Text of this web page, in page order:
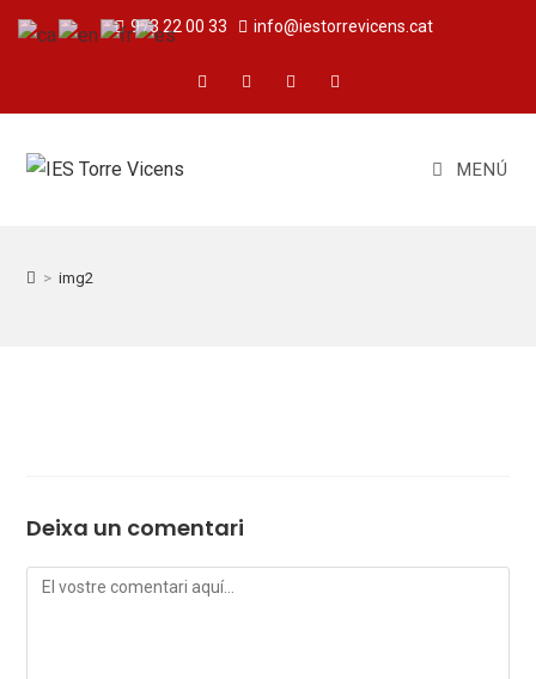
973 22 00 33 info@iestorrevicens.cat
MENÚ
> img2
Deixa un comentari